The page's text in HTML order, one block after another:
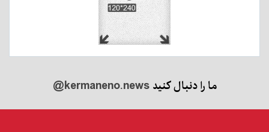
ما را دنبال کنید@kermaneno.news